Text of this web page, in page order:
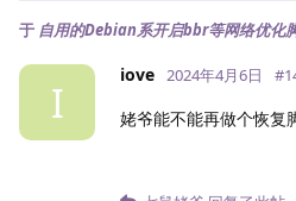
于 自用的Debian系开启bbr等网络优化
I
iove 2024年4月6日 #
姥爷能不能再做个恢复